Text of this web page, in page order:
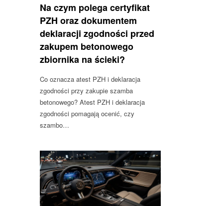
Na czym polega certyfikat
PZH oraz dokumentem
deklaracji zgodności przed
zakupem betonowego
zbiornika na ścieki?
Co oznacza atest PZH i deklaracja
zgodności przy zakupie szamba
betonowego? Atest PZH i deklaracja
zgodności pomagają ocenić, czy
szambo…